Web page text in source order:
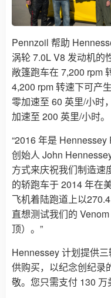
Pennzoil 帮助
涡轮 7.0L V8 发动机的
敞篷跑车在 7,200 rpm
4,200 rpm 转速下可产
零加速至 60 英里/小时
加速至 200 英里/小时。
“2016 年是 Hennessey
创始人 John
方式来庆祝我们制造速
的轿跑车于 2014 年在
飞机着陆跑道上以
直想测试我们的
顶）。”
Hennessey 计划提供三
供购买，以纪念创纪录
敬。您只需支付 130 万